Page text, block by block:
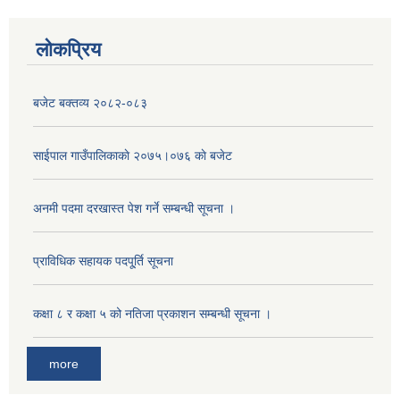
लोकप्रिय
बजेट बक्तव्य २०८२-०८३
साईपाल गाउँपालिकाकाे २०७५।०७६ काे बजेट
अनमी पदमा दरखास्त पेश गर्ने सम्बन्धी सूचना ।
प्राविधिक सहायक पदपू्र्ति सूचना
कक्षा ८ र कक्षा ५ को नतिजा प्रकाशन सम्बन्धी सूचना ।
more